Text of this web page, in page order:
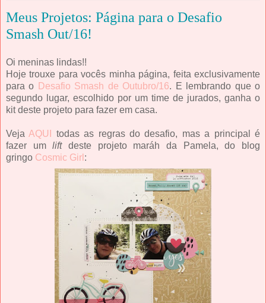
Meus Projetos: Página para o Desafio
Smash Out/16!
Oi meninas lindas!!
Hoje trouxe para vocês minha página, feita exclusivamente
para o Desafio Smash de Outubro/16. E lembrando que o
segundo lugar, escolhido por um time de jurados, ganha o
kit deste projeto para fazer em casa.
VejaAQUI
todas as regras do desafio, mas a principal é
fazer umliftdeste projeto maráh da Pamela, do blog
gringo Cosmic Girl :